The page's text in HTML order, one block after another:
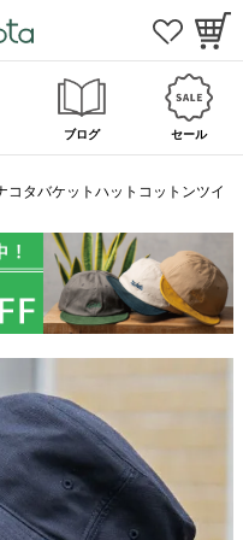
ブログ セール
コタバケットハットコットンツイ